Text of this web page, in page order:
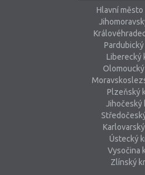
Hlavní město
Pardubický
Liberecký
Plzeňský
Jihočeský
Ústecký
Vysočina
Zlínský